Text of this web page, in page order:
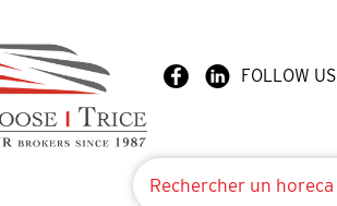
FOLLOW US